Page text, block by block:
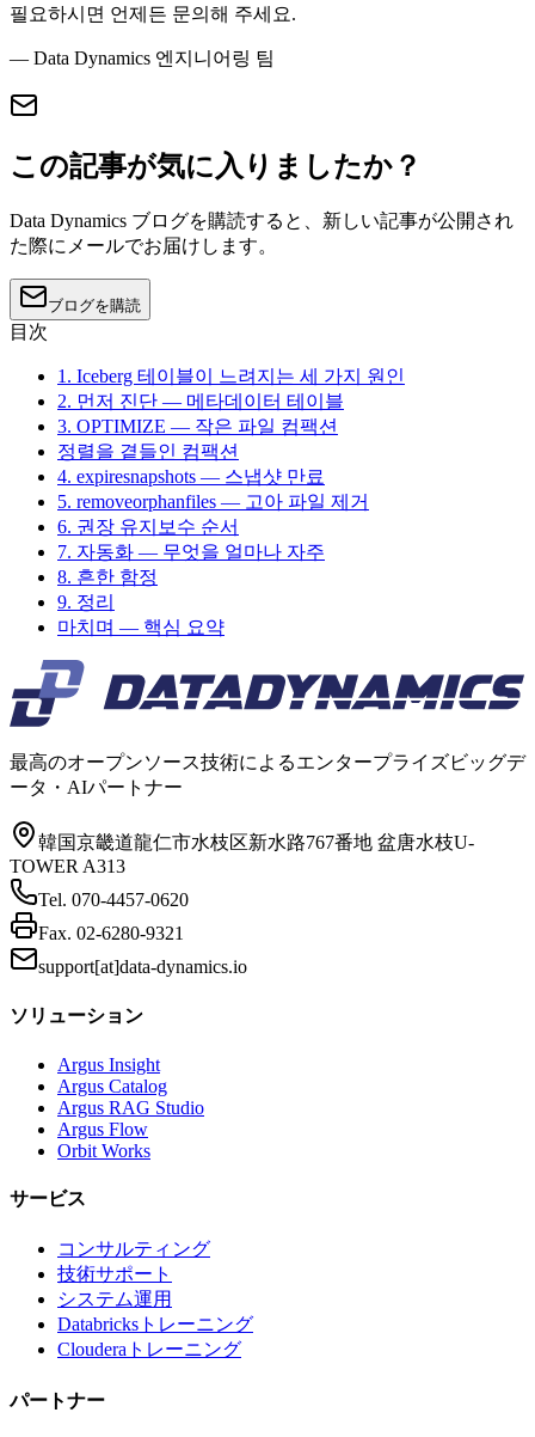
필요하시면 언제든 문의해 주세요.
— Data Dynamics 엔지니어링 팀
この記事が気に入りましたか？
Data Dynamics ブログを購読すると、新しい記事が公開され
た際にメールでお届けします。
ブログを購読
目次
1. Iceberg 테이블이 느려지는 세 가지 원인
2. 먼저 진단 — 메타데이터 테이블
3. OPTIMIZE — 작은 파일 컴팩션
정렬을 곁들인 컴팩션
4. expiresnapshots — 스냅샷 만료
5. removeorphanfiles — 고아 파일 제거
6. 권장 유지보수 순서
7. 자동화 — 무엇을 얼마나 자주
8. 흔한 함정
9. 정리
마치며 — 핵심 요약
最高のオープンソース技術によるエンタープライズビッグデ
ータ・AIパートナー
韓国京畿道龍仁市水枝区新水路767番地 盆唐水枝U-
TOWER A313
Tel. 070-4457-0620
Fax. 02-6280-9321
support[at]data-dynamics.io
ソリューション
Argus Insight
Argus Catalog
Argus RAG Studio
Argus Flow
Orbit Works
サービス
コンサルティング
技術サポート
システム運用
Databricksトレーニング
Clouderaトレーニング
パートナー